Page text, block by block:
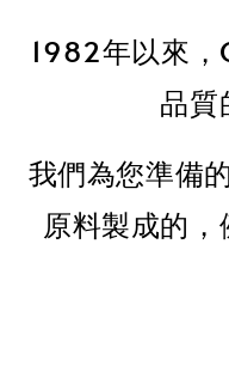
1982年以來，
品質
我們為您準備
原料製成的，